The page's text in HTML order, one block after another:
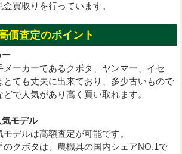
買取りを行っています。
価査定のポイント
ー
メーカーであるクボタ、ヤンマー、イセ
とても丈夫に出来ており、多少古いもので
で人気があり高く買い取れます。
気モデル
デルは高額査定が可能です。
のクボタは、農機具の国内シェアNO.1で